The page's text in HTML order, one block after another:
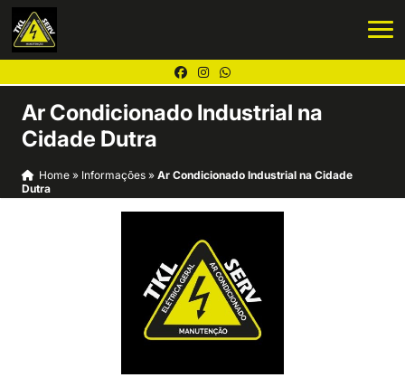
Ar Condicionado Industrial na
Cidade Dutra
Home» Informações » Ar Condicionado Industrial na Cidade
Dutra